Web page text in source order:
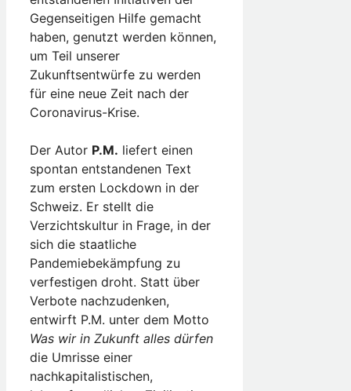
Gegenseitigen Hilfe gemacht
haben, genutzt werden können,
um Teil unserer
Zukunftsentwürfe zu werden
für eine neue Zeit nach der
Coronavirus-Krise.
Der Autor P.M. liefert einen
spontan entstandenen Text
zum ersten Lockdown in der
Schweiz. Er stellt die
Verzichtskultur in Frage, in der
sich die staatliche
Pandemiebekämpfung zu
verfestigen droht. Statt über
Verbote nachzudenken,
entwirft P.M. unter dem Motto
Was wir in Zukunft alles dürfen
die Umrisse einer
nachkapitalistischen,